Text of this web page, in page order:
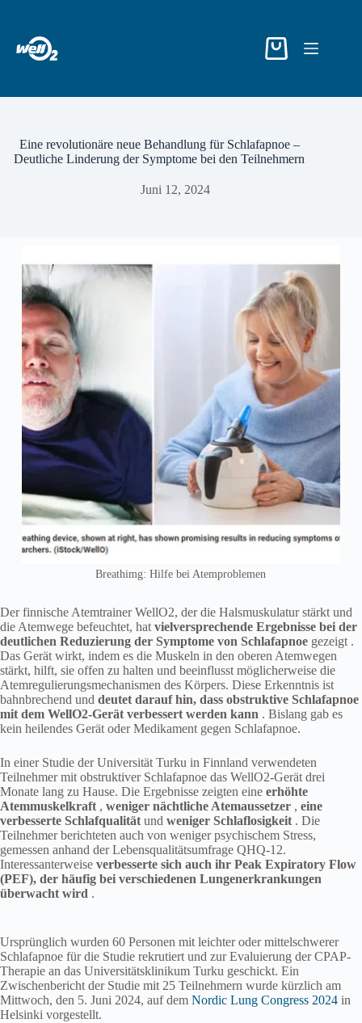
Eine revolutionäre neue Behandlung für Schlafapnoe –
Deutliche Linderung der Symptome bei den Teilnehmern
Juni 12, 2024
Breathimg: Hilfe bei Atemproblemen
Der finnische Atemtrainer WellO2, der die Halsmuskulatur stärkt und
die Atemwege befeuchtet, hat vielversprechende Ergebnisse bei der
deutlichen Reduzierung der Symptome von Schlafapnoe gezeigt .
Das Gerät wirkt, indem es die Muskeln in den oberen Atemwegen
stärkt, hilft, sie offen zu halten und beeinflusst möglicherweise die
Atemregulierungsmechanismen des Körpers. Diese Erkenntnis ist
bahnbrechend und deutet darauf hin, dass obstruktive Schlafapnoe
mit dem WellO2-Gerät verbessert werden kann . Bislang gab es
kein heilendes Gerät oder Medikament gegen Schlafapnoe.
In einer Studie der Universität Turku in Finnland verwendeten
Teilnehmer mit obstruktiver Schlafapnoe das WellO2-Gerät drei
Monate lang zu Hause. Die Ergebnisse zeigten eine erhöhte
Atemmuskelkraft , weniger nächtliche Atemaussetzer , eine
verbesserte Schlafqualität und weniger Schlaflosigkeit . Die
Teilnehmer berichteten auch von weniger psychischem Stress,
gemessen anhand der Lebensqualitätsumfrage QHQ-12.
Interessanterweise verbesserte sich auch ihr Peak Expiratory Flow
(PEF), der häufig bei verschiedenen Lungenerkrankungen
überwacht wird .
Ursprünglich wurden 60 Personen mit leichter oder mittelschwerer
Schlafapnoe für die Studie rekrutiert und zur Evaluierung der CPAP-
Therapie an das Universitätsklinikum Turku geschickt. Ein
Zwischenbericht der Studie mit 25 Teilnehmern wurde kürzlich am
Mittwoch, den 5. Juni 2024, auf dem Nordic Lung Congress 2024 in
Helsinki vorgestellt.